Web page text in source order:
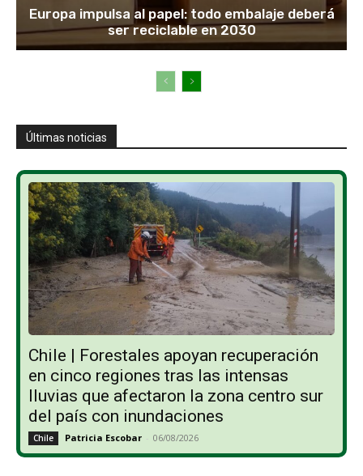
Europa impulsa al papel: todo embalaje deberá
ser reciclable en 2030
Últimas noticias
Chile | Forestales apoyan recuperación
en cinco regiones tras las intensas
lluvias que afectaron la zona centro sur
del país con inundaciones
Chile Patricia Escobar - 06/08/2026